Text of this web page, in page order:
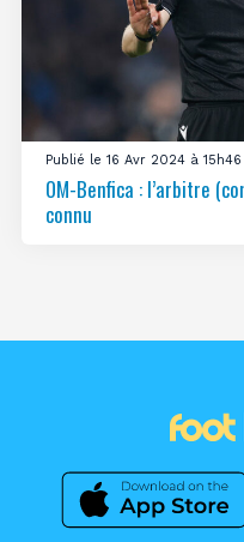
Publié le 16 Avr 2024 à 15h46
OM-Benfica : l’arbitre
connu